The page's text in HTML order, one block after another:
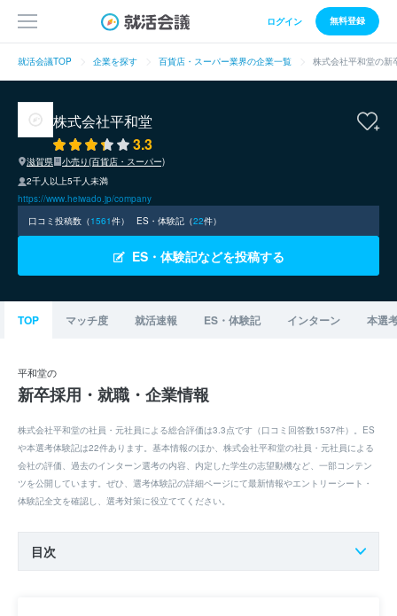
ログイン 無料登録
就活会議TOP 企業を探す 百貨店・スーパー業界の企業一覧 株式会社平和堂の新
株式会社平和堂
3.3
滋賀県
小売り(百貨店・スーパー)
2千人以上5千人未満
https://www.heiwado.jp/company
口コミ投稿数（1561件） ES・体験記（22件）
ES・体験記などを投稿する
TOP マッチ度 就活速報 ES・体験記 インターン 本選
平和堂の
新卒採用・就職・企業情報
株式会社平和堂の社員・元社員による総合評価は3.3点です（口コミ回答数1537件）。ES
や本選考体験記は22件あります。基本情報のほか、株式会社平和堂の社員・元社員による
会社の評価、過去のインターン選考の内容、内定した学生の志望動機など、一部コンテン
ツを公開しています。ぜひ、選考体験記の詳細ページにて最新情報やエントリーシート・
体験記全文を確認し、選考対策に役立ててください。
目次